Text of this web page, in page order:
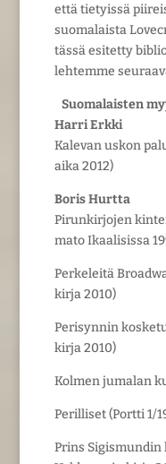
että tietyissä
suomalaista
tässä esitetty
lehtemme
Suomalaisten
Harri Erkki
Kalevan uskon
aika 2012)
Boris Hurtta
Pirunkirjojen
mato Ikaalisissa
Perkeleitä
kirja 2010)
Perisynnin
kirja 2010)
Kolmen jumalan
Perilliset (Portti 1/
Prins Sigismundin